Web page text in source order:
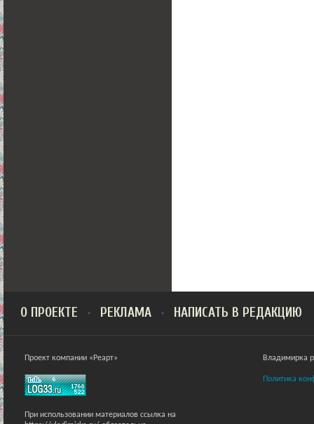
О ПРОЕКТЕ РЕКЛАМА НАПИСАТЬ В РЕДАКЦИЮ
Проект компании «Реарт»
При использовании материалов ссылка на
Владимирка
Политика